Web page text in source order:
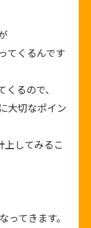
てくるんです
るので、
大切なポイン
上してみるこ
てきます。